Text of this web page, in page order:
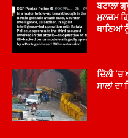
ਬਟਾਲਾ
ਮੁਲਜ਼ਮ
ਥਾਣਿਆਂ
ਦਿੱਲੀ
ਸਾਲਾਂ ਦਾ